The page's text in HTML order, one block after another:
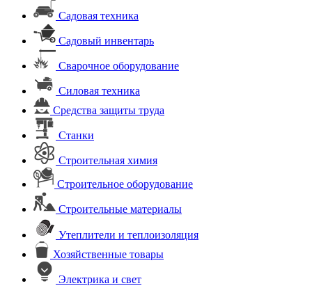
Садовая техника
Садовый инвентарь
Сварочное оборудование
Силовая техника
Средства защиты труда
Станки
Строительная химия
Строительное оборудование
Строительные материалы
Утеплители и теплоизоляция
Хозяйственные товары
Электрика и свет